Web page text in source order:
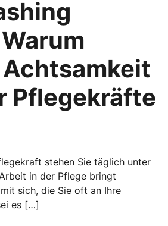
Pflegekräfte
stehen Sie täglich unter
in der Pflege bringt
sich, die Sie oft an Ihre
es […]